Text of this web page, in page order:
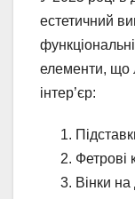
естетичний
елементи, що
інтер’єр:
Фетрові
Вінки на